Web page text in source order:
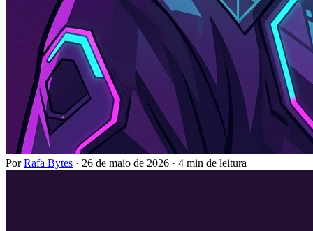
PorRafa Bytes · 26 de maio de 2026 · 4 min de leitura